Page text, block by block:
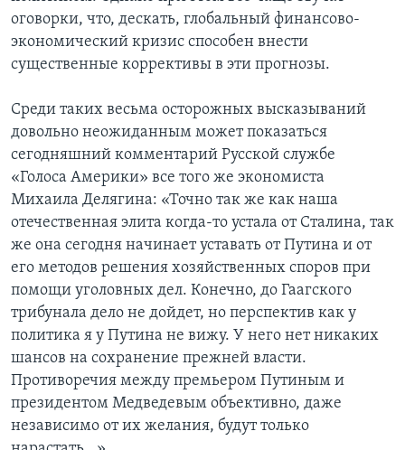
оговорки, что, дескать, глобальный финансово-
экономический кризис способен внести
существенные коррективы в эти прогнозы.
Среди таких весьма осторожных высказываний
довольно неожиданным может показаться
сегодняшний комментарий Русской службе
«Голоса Америки» все того же экономиста
Михаила Делягина: «Точно так же как наша
отечественная элита когда-то устала от Сталина, так
же она сегодня начинает уставать от Путина и от
его методов решения хозяйственных споров при
помощи уголовных дел. Конечно, до Гаагского
трибунала дело не дойдет, но перспектив как у
политика я у Путина не вижу. У него нет никаких
шансов на сохранение прежней власти.
Противоречия между премьером Путиным и
президентом Медведевым объективно, даже
независимо от их желания, будут только